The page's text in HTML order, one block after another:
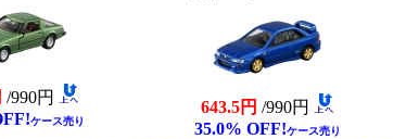
/990円
ケース売り
643.5円 /990円
35.0% OFF!ケース売り